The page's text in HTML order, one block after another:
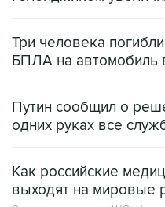
Три человека
Путин сообщил о
Как российские
Социальная реклама, АНО
ИНН 7725383515 Erid: